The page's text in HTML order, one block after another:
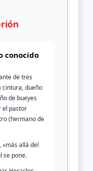
conocido
de tres
cintura, dueño
de bueyes
el pastor
(hermano de
«más allá del
se pone.